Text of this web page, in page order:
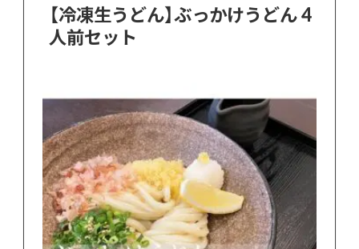
【冷凍生うどん】ぶっかけうどん 4
人前セット